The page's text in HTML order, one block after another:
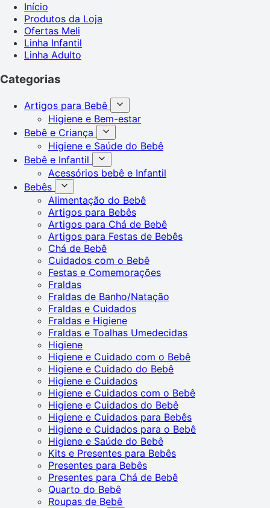
Início
Produtos da Loja
Ofertas Meli
Linha Infantil
Linha Adulto
Categorias
Artigos para Bebê
Higiene e Bem-estar
Bebê e Criança
Higiene e Saúde do Bebê
Bebê e Infantil
Acessórios bebê e Infantil
Bebês
Alimentação do Bebê
Artigos para Bebês
Artigos para Chá de Bebê
Artigos para Festas de Bebês
Chá de Bebê
Cuidados com o Bebê
Festas e Comemorações
Fraldas
Fraldas de Banho/Natação
Fraldas e Cuidados
Fraldas e Higiene
Fraldas e Toalhas Umedecidas
Higiene
Higiene e Cuidado com o Bebê
Higiene e Cuidado do Bebê
Higiene e Cuidados
Higiene e Cuidados com o Bebê
Higiene e Cuidados do Bebê
Higiene e Cuidados para Bebês
Higiene e Cuidados para o Bebê
Higiene e Saúde do Bebê
Kits e Presentes para Bebês
Presentes para Bebês
Presentes para Chá de Bebê
Quarto do Bebê
Roupas de Bebê